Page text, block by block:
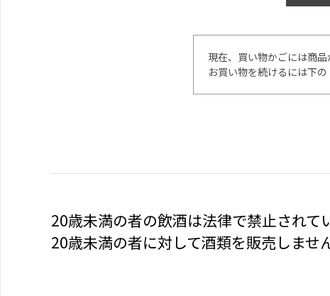
現在、買い物かごには商品
お買い物を続けるには下
20歳未満の者の飲酒は法律で禁止されて
20歳未満の者に対して酒類を販売しません